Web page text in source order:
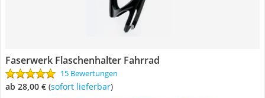
Faserwerk Flaschenhalter Fahrrad
15 Bewertungen
ab 28,00 € ( Sofort lieferbar)